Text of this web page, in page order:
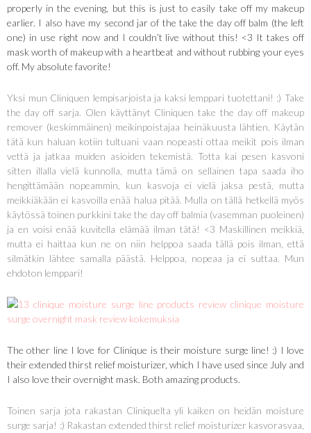
properly in the evening, but this is just to easily take off my makeup
earlier. I also have my second jar of the take the day off balm (the left
one) in use right now and I couldn’t live without this! <3 It takes off
mask worth of makeup with a heartbeat and without rubbing your eyes
off. My absolute favorite!
Yksi mun Cliniquen lempisarjoista ja kaksi lemppari tuotettani! :) Take
the day off sarja. Olen käyttänyt Cliniquen take the day off makeup
remover (keskimmäinen) meikinpoistajaa heinäkuusta lähtien. Käytän
tätä kun haluan kotiin tultuani vaan nopeasti ottaa meikit pois ilman
vettä ja jatkaa muiden asioiden tekemistä. Totta kai pesen kasvoni
sitten illalla vielä kunnolla, mutta tämä on sellainen tapa saada iho
hengittämään nopeammin, kun kasvoja ei vielä jaksa pestä, mutta
meikkiäkään ei kasvoilla enää halua pitää. Mulla on tällä hetkellä myös
käytössä toinen purkkini take the day off balmia (vasemman puoleinen)
ja en voisi enää kuvitella elämää ilman tätä! <3 Maskillinen meikkiä,
mutta ei haittaa kun ne on niin helppoa saada tällä pois ilman, että
silmätkin lähtee samalla päästä. Helppoa, nopeaa ja ei suttaa. Mun
ehdoton lemppari!
The other line I love for Clinique is their moisture surge line! :) I love
their extended thirst relief moisturizer, which I have used since July and
I also love their overnight mask. Both amazing products.
Toinen sarja jota rakastan Cliniquelta yli kaiken on heidän moisture
surge sarja! :) Rakastan extended thirst relief moisturizer kasvorasvaa,